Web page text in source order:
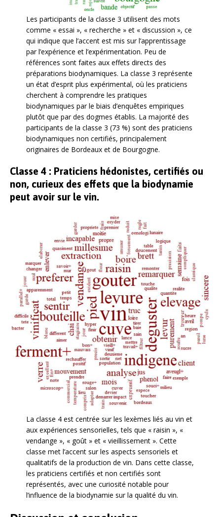
Les participants de la classe 3 utilisent des mots
comme « essai », « recherche » et « discussion », ce
qui indique que l’accent est mis sur l’apprentissage
par l’expérience et l’expérimentation. Peu de
références sont faites aux effets directs des
préparations biodynamiques. La classe 3 représente
un état d’esprit plus expérimental, où les praticiens
cherchent à comprendre les pratiques
biodynamiques par le biais d’enquêtes empiriques
plutôt que par des dogmes établis. La majorité des
participants de la classe 3 (73 %) sont des praticiens
biodynamiques non certifiés, principalement
originaires de Bordeaux et de Bourgogne.
Classe 4 : Praticiens hédonistes, certifiés ou
non, curieux des effets que la biodynamie
peut avoir sur le vin.
La classe 4 est centrée sur les lexèmes liés au vin et
aux expériences sensorielles, tels que « raisin », «
vendange », « goût » et « vieillissement ». Cette
classe met l’accent sur les aspects sensoriels et
qualitatifs de la production de vin. Dans cette classe,
les praticiens certifiés et non certifiés sont
représentés, avec une curiosité notable pour
l’influence de la biodynamie sur la qualité du vin.